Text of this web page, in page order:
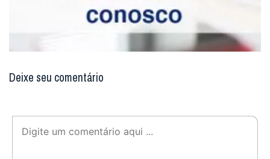
Deixe seu comentário